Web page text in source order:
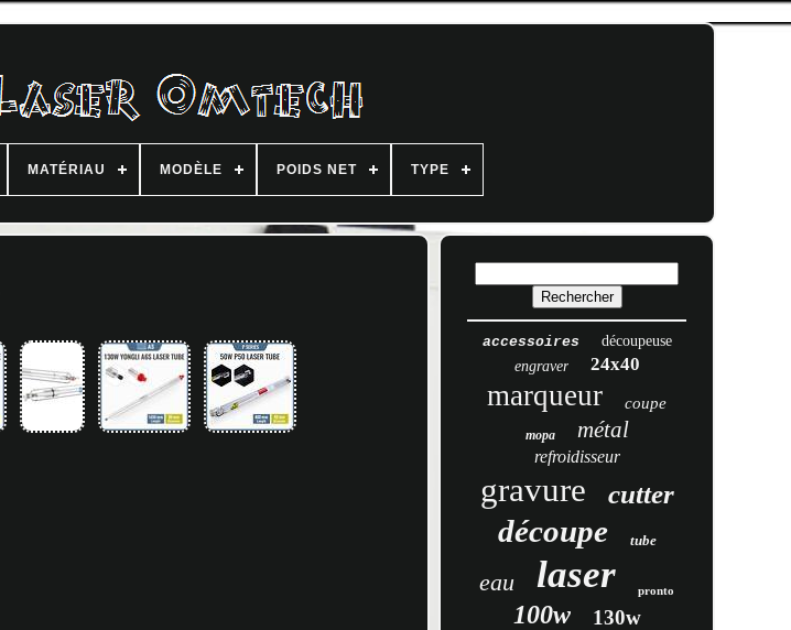
MATÉRIAU MODÈLE POIDS NET TYPE
accessoires
découpeuse
engraver
24x40
marqueur coupe
mopa métal
refroidisseur
gravure cutter
découpe tube
eau laser pronto
100w 130w